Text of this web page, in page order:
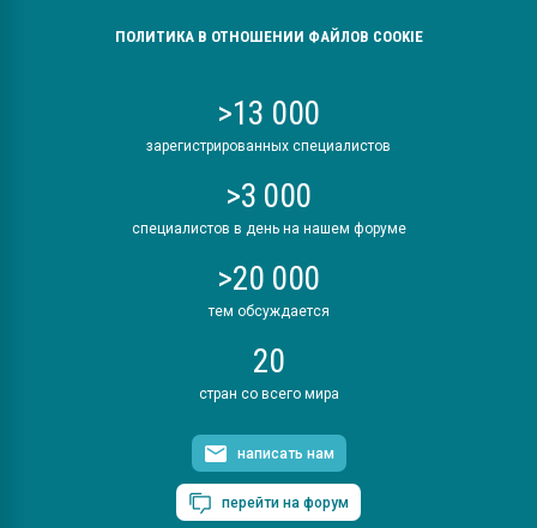
ПОЛИТИКА В ОТНОШЕНИИ ФАЙЛОВ COOKIE
>13 000
зарегистрированных специалистов
>3 000
специалистов в день на нашем форуме
>20 000
тем обсуждается
20
стран со всего мира
написать нам
перейти на форум